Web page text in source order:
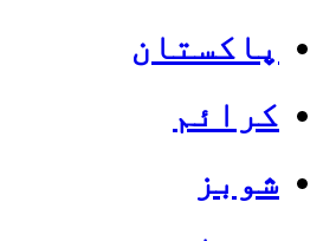
پاکستان
کرائم
شوبز
Categories
Top News